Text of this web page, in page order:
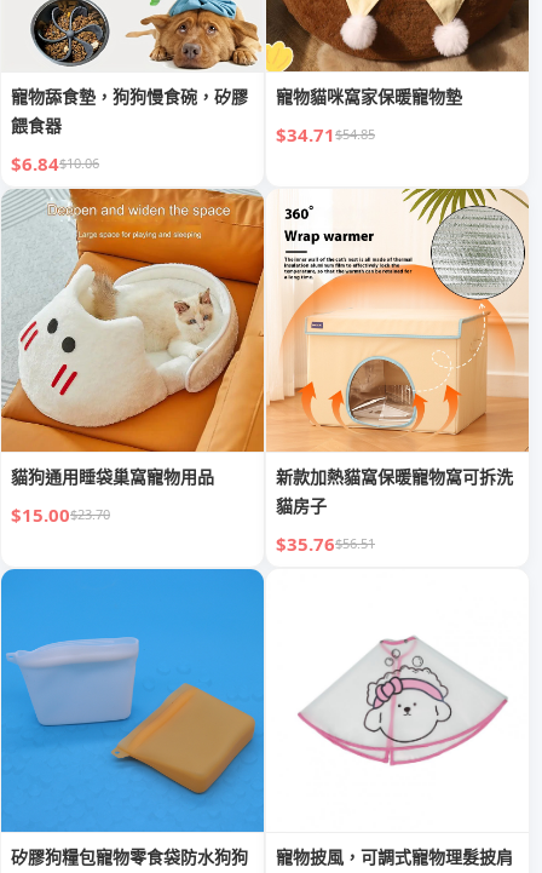
寵物舔食墊，狗狗慢食碗，矽膠
餵食器
$6.84$10.06
寵物貓咪窩家保暖寵物墊
$34.71$54.85
貓狗通用睡袋巢窩寵物用品
$15.00$23.70
新款加熱貓窩保暖寵物窩可拆洗
貓房子
$35.76$56.51
矽膠狗糧包寵物零食袋防水狗狗
寵物披風，可調式寵物理髮披肩